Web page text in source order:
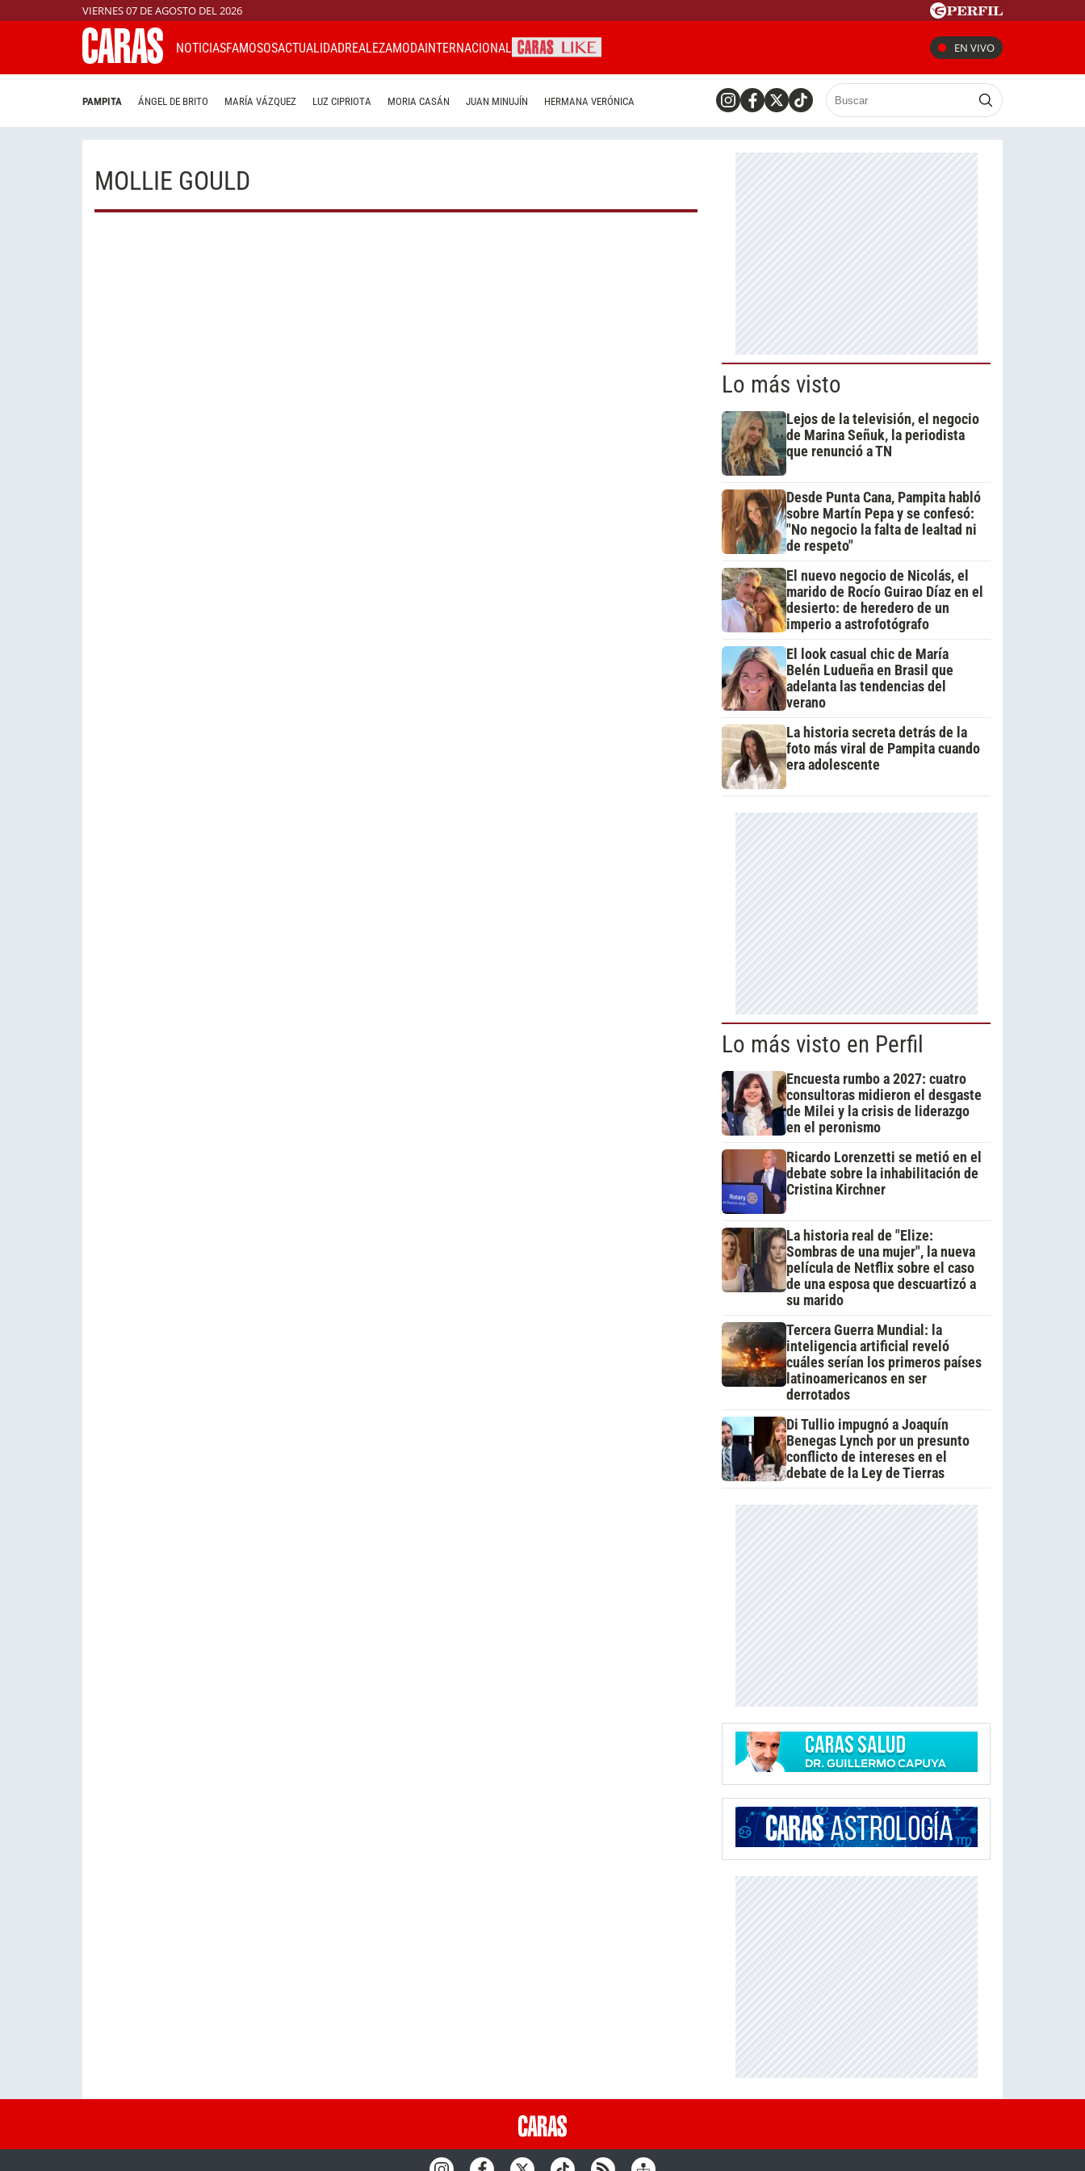
VIERNES 07 DE AGOSTO DEL 2026
NOTICIASFAMOSOSACTUALIDADREALEZAMODAINTERNACIONAL EN VIVO
PAMPITA ÁNGEL DE BRITO MARÍA VÁZQUEZ LUZ CIPRIOTA MORIA CASÁN JUAN MINUJÍN HERMANA VERÓNICA
MOLLIE GOULD
Lo más visto
Lejos de la televisión, el negocio
de Marina Señuk, la periodista
que renunció a TN
Desde Punta Cana, Pampita habló
sobre Martín Pepa y se confesó:
"No negocio la falta de lealtad ni
de respeto"
El nuevo negocio de Nicolás, el
marido de Rocío Guirao Díaz en el
desierto: de heredero de un
imperio a astrofotógrafo
El look casual chic de María
Belén Ludueña en Brasil que
adelanta las tendencias del
verano
La historia secreta detrás de la
foto más viral de Pampita cuando
era adolescente
Lo más visto en Perfil
Encuesta rumbo a 2027: cuatro
consultoras midieron el desgaste
de Milei y la crisis de liderazgo
en el peronismo
Ricardo Lorenzetti se metió en el
debate sobre la inhabilitación de
Cristina Kirchner
La historia real de "Elize:
Sombras de una mujer", la nueva
película de Netflix sobre el caso
de una esposa que descuartizó a
su marido
Tercera Guerra Mundial: la
inteligencia artificial reveló
cuáles serían los primeros países
latinoamericanos en ser
derrotados
Di Tullio impugnó a Joaquín
Benegas Lynch por un presunto
conflicto de intereses en el
debate de la Ley de Tierras